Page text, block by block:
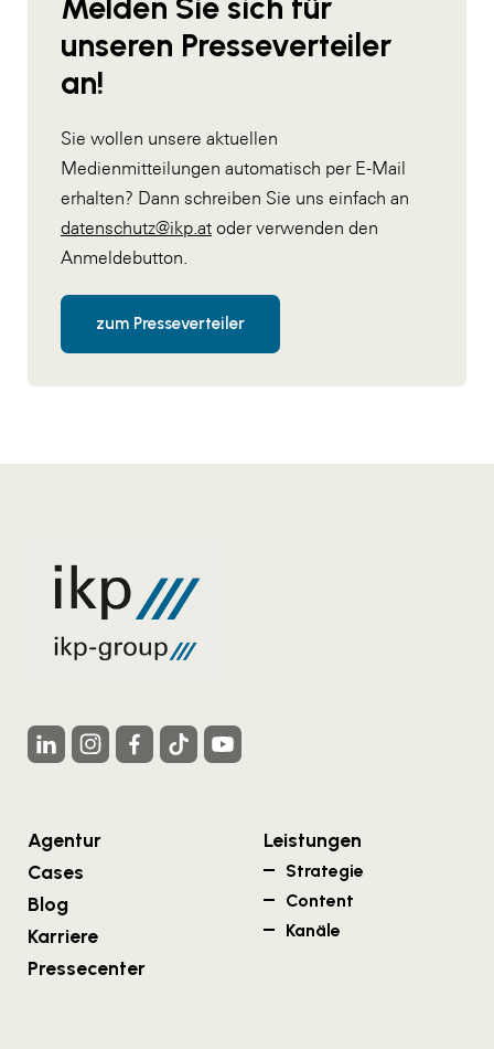
unseren Presseverteiler
an!
Sie wollen unsere aktuellen
Medienmitteilungen automatisch per E-Mail
erhalten? Dann schreiben Sie uns einfach an
datenschutz@ikp.at oder verwenden den
Anmeldebutton.
zum Presseverteiler
Agentur
Cases
Blog
Karriere
Pressecenter
Leistungen
Strategie
Content
Kanäle